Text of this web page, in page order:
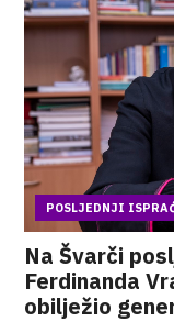
POSLJEDNJI
Na Švarči
Ferdinanda
obilježio